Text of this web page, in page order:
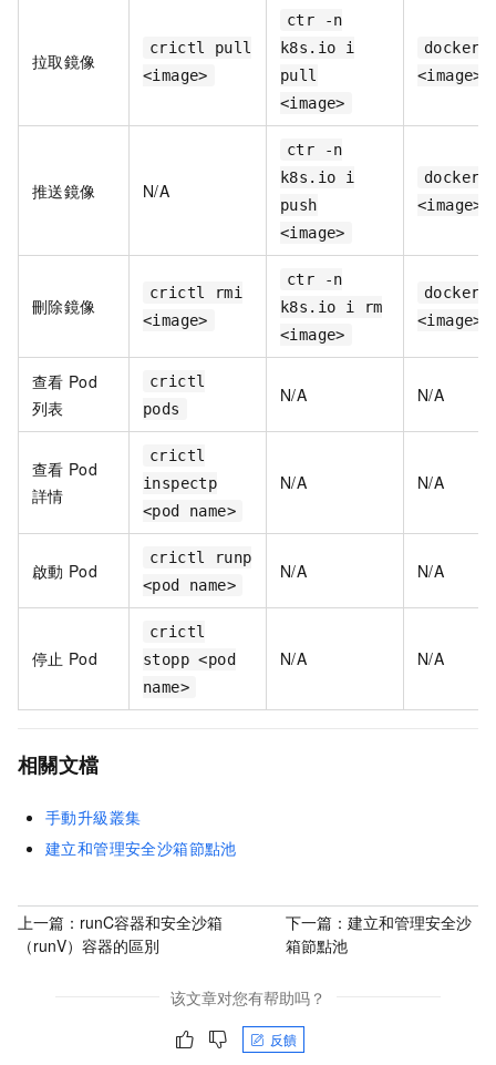
拉取鏡像
crictl pull
<image>
ctr -n
k8s.io i
pull
<image>
docker
<image>
推送鏡像 N/A
ctr -n
k8s.io i
push
<image>
docker
<image>
刪除鏡像
crictl rmi
<image>
ctr -n
k8s.io i rm
<image>
docker
<image>
查看 Pod
列表
crictl
pods
N/A N/A
查看 Pod
詳情
crictl
inspectp
<pod name>
N/A N/A
啟動 Pod
crictl runp
<pod name>
N/A N/A
停止 Pod
crictl
stopp <pod
name>
N/A N/A
相關文檔
手動升級叢集
建立和管理安全沙箱節點池
上一篇： runC容器和安全沙箱
（runV）容器的區別
下一篇：建立和管理安全沙
箱節點池
该文章对您有帮助吗？
反饋